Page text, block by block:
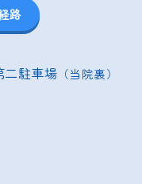
路
二駐車場 （当院裏）